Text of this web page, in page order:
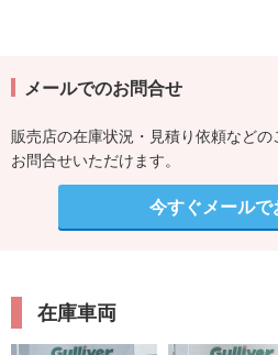
メールでのお問合せ
販売店の在庫状況・見積り依頼など
お問合せいただけます。
今すぐメール
在庫車両